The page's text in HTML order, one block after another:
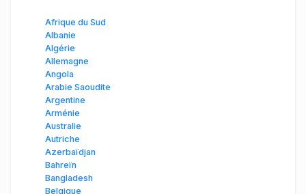
Afrique du Sud
Albanie
Algérie
Allemagne
Angola
Arabie Saoudite
Argentine
Arménie
Australie
Autriche
Azerbaïdjan
Bahreïn
Bangladesh
Belgique